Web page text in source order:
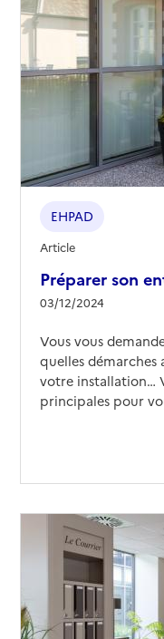
Préparer son
03/12/2024
EHPAD
Article
Vous vous
quelles
votre installation…
principales pour